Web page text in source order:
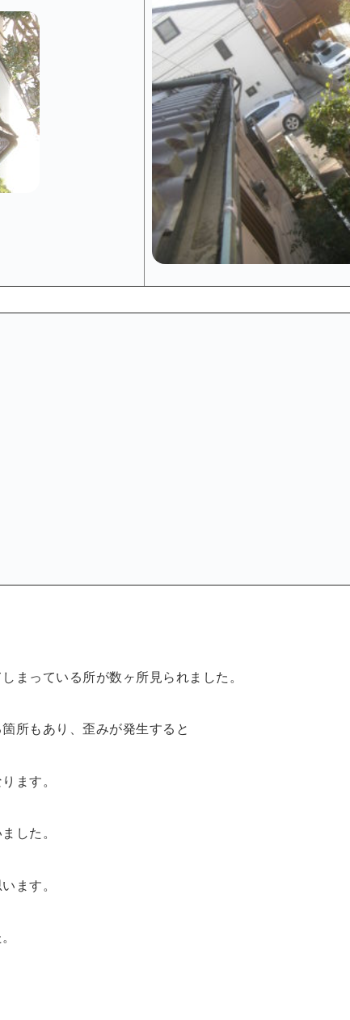
まっている所が数ヶ所見られました。
所もあり、歪みが発生すると
ます。
した。
ます。